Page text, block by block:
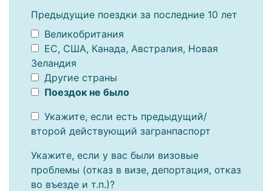
Предыдущие поездки за последние 10 лет
Великобритания
ЕС, США, Канада, Австралия, Новая
Зеландия
Другие страны
Поездок не было
Укажите, если есть предыдущий/
второй действующий загранпаспорт
Укажите, если у вас были визовые
проблемы (отказ в визе, депортация, отказ
во въезде и т.п.)?